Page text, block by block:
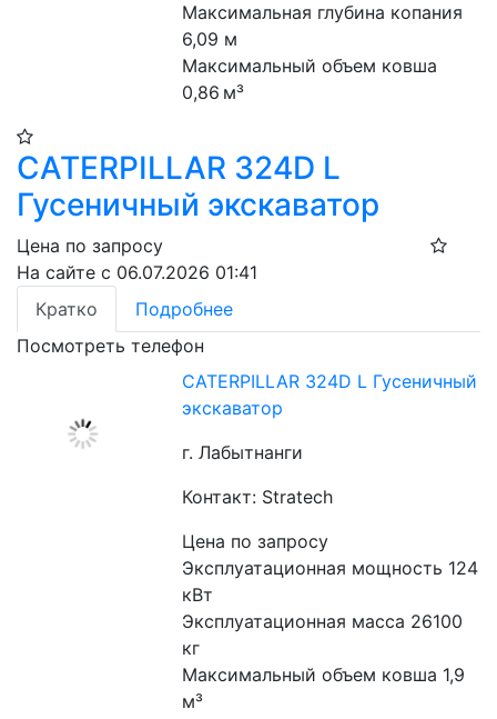
Максимальная глубина копания
6,09 м
Максимальный объем ковша
0,86 м³
CATERPILLAR 324D L
Гусеничный экскаватор
Цена по запросу
На сайте с 06.07.2026 01:41
Кратко
Подробнее
Посмотреть телефон
CATERPILLAR 324D L Гусеничный
экскаватор
г. Лабытнанги
Контакт: Stratech
Цена по запросу
Эксплуатационная мощность 124
кВт
Эксплуатационная масса 26100
кг
Максимальный объем ковша 1,9
м³